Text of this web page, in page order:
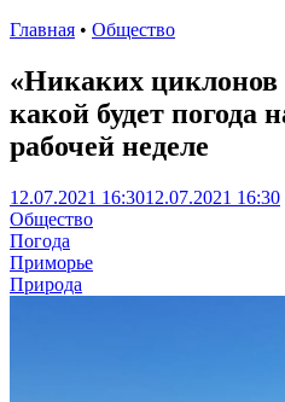
Главная • Общество
«Никаких циклонов
какой будет погода
рабочей неделе
12.07.2021 16:3012.07.2021 16:30
Общество
Погода
Приморье
Природа